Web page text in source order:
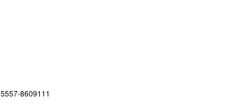
5557-8609111